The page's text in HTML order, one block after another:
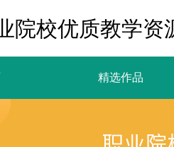
院校优质教学资
精选作品